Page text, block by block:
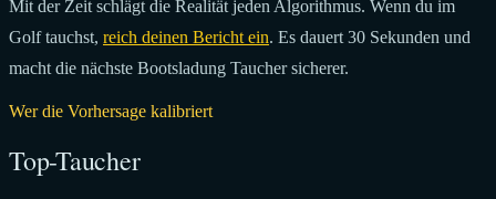
Mit der Zeit schlägt die Realität jeden Algorithmus. Wenn du im
Golf tauchst, reich deinen Bericht ein. Es dauert 30 Sekunden und
macht die nächste Bootsladung Taucher sicherer.
Wer die Vorhersage kalibriert
Top-Taucher